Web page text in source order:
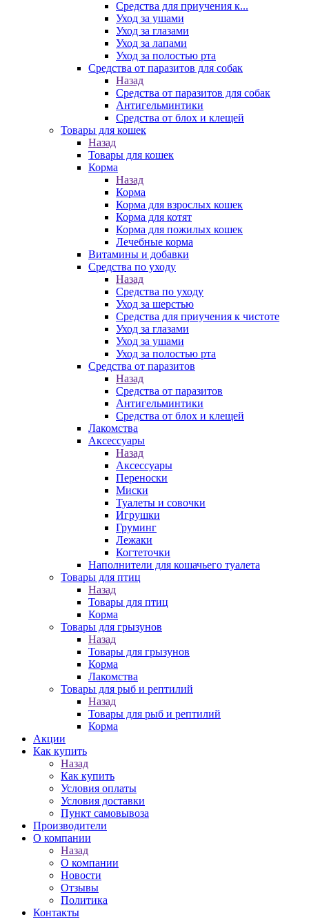
Средства для приучения к...
Уход за ушами
Уход за глазами
Уход за лапами
Уход за полостью рта
Средства от паразитов для собак
Назад
Средства от паразитов для собак
Антигельминтики
Средства от блох и клещей
Товары для кошек
Назад
Товары для кошек
Корма
Назад
Корма
Корма для взрослых кошек
Корма для котят
Корма для пожилых кошек
Лечебные корма
Витамины и добавки
Средства по уходу
Назад
Средства по уходу
Уход за шерстью
Средства для приучения к чистоте
Уход за глазами
Уход за ушами
Уход за полостью рта
Средства от паразитов
Назад
Средства от паразитов
Антигельминтики
Средства от блох и клещей
Лакомства
Аксессуары
Назад
Аксессуары
Переноски
Миски
Туалеты и совочки
Игрушки
Груминг
Лежаки
Когтеточки
Наполнители для кошачьего туалета
Товары для птиц
Назад
Товары для птиц
Корма
Товары для грызунов
Назад
Товары для грызунов
Корма
Лакомства
Товары для рыб и рептилий
Назад
Товары для рыб и рептилий
Корма
Акции
Как купить
Назад
Как купить
Условия оплаты
Условия доставки
Пункт самовывоза
Производители
О компании
Назад
О компании
Новости
Отзывы
Политика
Контакты